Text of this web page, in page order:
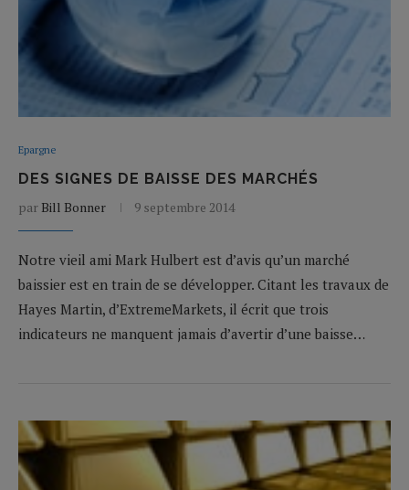
Epargne
DES SIGNES DE BAISSE DES MARCHÉS
par Bill Bonner 9 septembre 2014
Notre vieil ami Mark Hulbert est d’avis qu’un marché
baissier est en train de se développer. Citant les travaux de
Hayes Martin, d’ExtremeMarkets, il écrit que trois
indicateurs ne manquent jamais d’avertir d’une baisse…